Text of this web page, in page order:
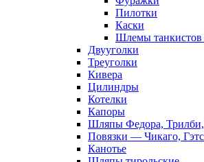
Пилотки
Каски
Шлемы
Двууголки
Треуголки
Кивера
Цилиндры
Котелки
Капоры
Шляпы Федора,
Повязки — Чикаго,
Канотье